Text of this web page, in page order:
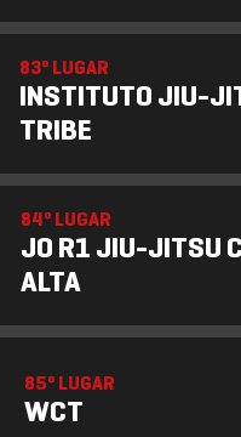
83º LUGAR
INSTITUTO JIU-
TRIBE
84º LUGAR
JO R1 JIU-JITSU
ALTA
85º LUGAR
WCT